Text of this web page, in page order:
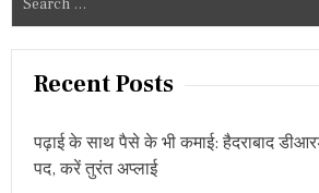
e
a
Recent Posts
पढ़ाई के साथ पैसे के भी कमाई: हैदराबाद
पद, करें तुरंत अप्लाई